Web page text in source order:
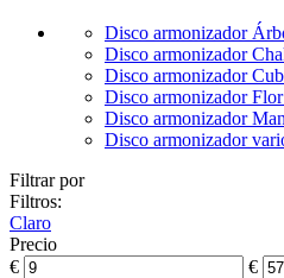
Disco armonizador
Disco armonizador
Disco armonizador
Disco armonizador
Disco armonizador
Disco armonizador
Filtrar por
Filtros:
Claro
Precio
€
€